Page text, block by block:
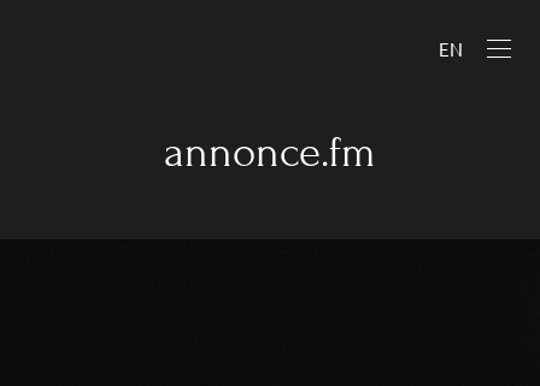
EN
annonce.fm